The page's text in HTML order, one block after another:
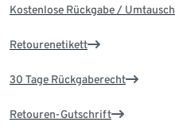
Kostenlose Rückgabe / Umtausch
Retourenetikett
30 Tage Rückgaberecht
Retouren-Gutschrift